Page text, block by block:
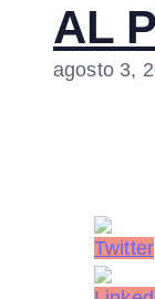
AL
agosto 3,